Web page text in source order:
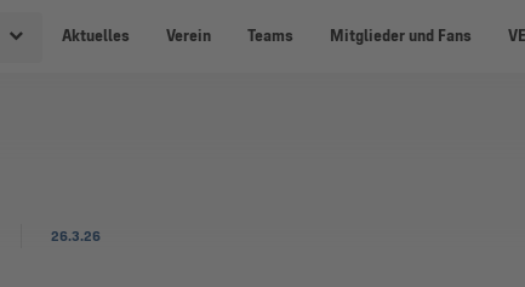
Aktuelles Verein Teams Mitglieder und Fans
26.3.26